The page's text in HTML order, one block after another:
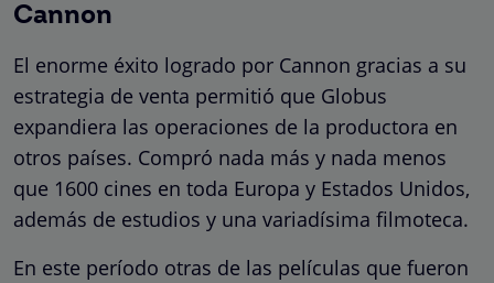
Cannon
El enorme éxito logrado por Cannon gracias a su
estrategia de venta permitió que Globus
expandiera las operaciones de la productora en
otros países. Compró nada más y nada menos
que 1600 cines en toda Europa y Estados Unidos,
además de estudios y una variadísima filmoteca.
En este período otras de las películas que fueron